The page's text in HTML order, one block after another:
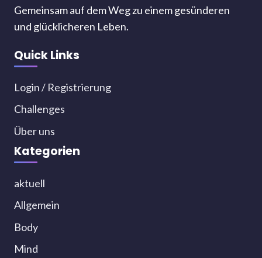
Gemeinsam auf dem Weg zu einem gesünderen
und glücklicheren Leben.
Quick Links
Login / Registrierung
Challenges
Über uns
Kategorien
aktuell
Allgemein
Body
Mind